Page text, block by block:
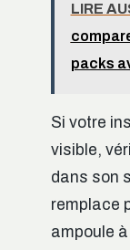
LIRE
packs
Si votre
visible,
dans son
remplace
ampoule